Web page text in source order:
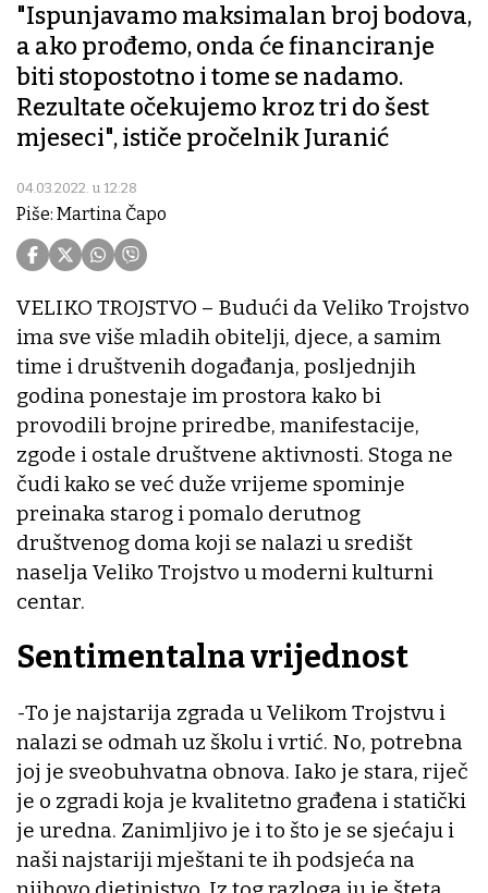
"Ispunjavamo maksimalan broj bodova,
a ako prođemo, onda će financiranje
biti stopostotno i tome se nadamo.
Rezultate očekujemo kroz tri do šest
mjeseci", ističe pročelnik Juranić
04.03.2022. u 12:28
Piše: Martina Čapo
VELIKO TROJSTVO – Budući da Veliko Trojstvo
ima sve više mladih obitelji, djece, a samim
time i društvenih događanja, posljednjih
godina ponestaje im prostora kako bi
provodili brojne priredbe, manifestacije,
zgode i ostale društvene aktivnosti. Stoga ne
čudi kako se već duže vrijeme spominje
preinaka starog i pomalo derutnog
društvenog doma koji se nalazi u središt
naselja Veliko Trojstvo u moderni kulturni
centar.
Sentimentalna vrijednost
-To je najstarija zgrada u Velikom Trojstvu i
nalazi se odmah uz školu i vrtić. No, potrebna
joj je sveobuhvatna obnova. Iako je stara, riječ
je o zgradi koja je kvalitetno građena i statički
je uredna. Zanimljivo je i to što je se sjećaju i
naši najstariji mještani te ih podsjeća na